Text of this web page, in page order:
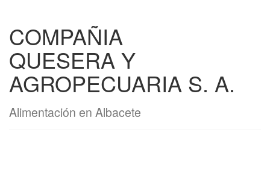
COMPAÑIA
QUESERA Y
AGROPECUARIA S. A.
Alimentación en Albacete